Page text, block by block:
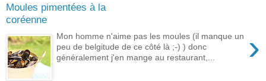
Moules pimentées à la
coréenne
›
Mon homme n'aime pas les moules (il manque un
peu de belgitude de ce côté là ;-) ) donc
généralement j'en mange au restaurant,...